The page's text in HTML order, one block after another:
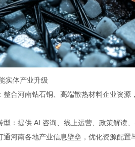
实体产业升级
整合河南钻石铜、高端散热材料企业资
型：提供 AI 咨询、线上运营、政策解读
通河南各地产业信息壁垒，优化资源配